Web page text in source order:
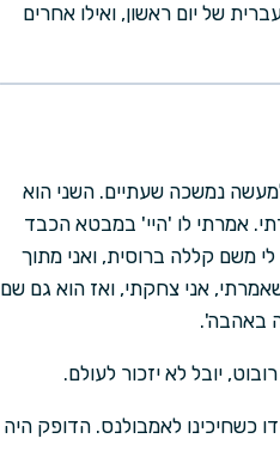
של יום ראשון, ואילו אחרים
נמשכה שעתיים. השני הוא
אמרתי לו 'היי' במבטא הכבד
משם קללה ברוסית, ואני מתוך
אני צחקתי, ואז הוא גם שם
באהבה'.
יובל לא יזכור לעולם.
כשחיכינו לאמבולנס. הדופק היה